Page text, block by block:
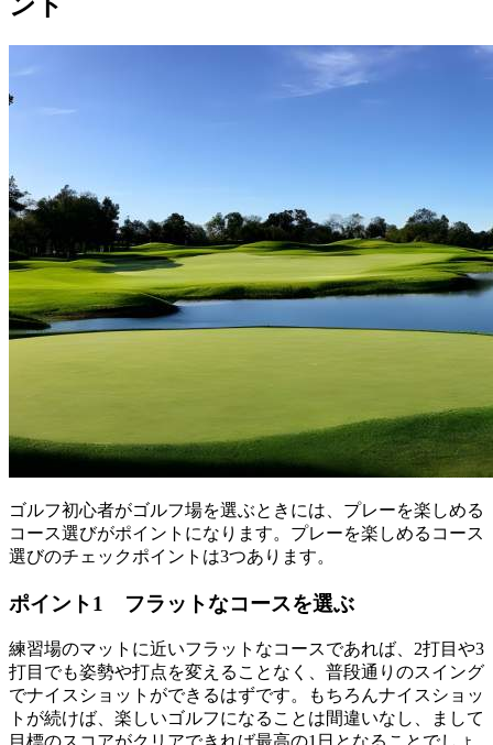
ゴルフ初心者がゴルフ場を選ぶときには、プレーを楽しめる
コース選びがポイントになります。プレーを楽しめるコース
選びのチェックポイントは3つあります。
ポイント1 フラットなコースを選ぶ
練習場のマットに近いフラットなコースであれば、2打目や3
打目でも姿勢や打点を変えることなく、普段通りのスイング
でナイスショットができるはずです。もちろんナイスショッ
トが続けば、楽しいゴルフになることは間違いなし、まして